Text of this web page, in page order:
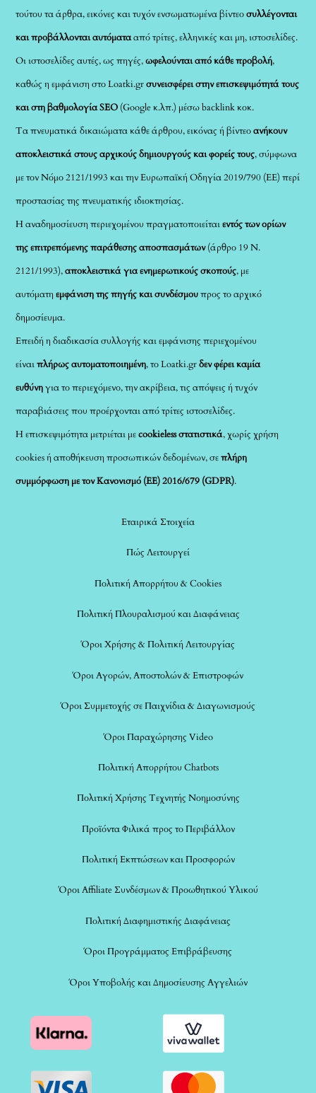
τούτου τα άρθρα, εικόνες και τυχόν ενσωματωμένα βίντεοσυλλέγονται
και προβάλλονται αυτόματααπό τρίτες, ελληνικές και μη, ιστοσελίδες.
Οι ιστοσελίδες αυτές, ως πηγές,ωφελούνται από κάθε προβολή,
καθώς η εμφάνιση στο Loatki.grσυνεισφέρει στην επισκεψιμότητά τους
και στη βαθμολογία SEO (Google κ.λπ.) μέσω backlink κοκ.
Τα πνευματικά δικαιώματα κάθε άρθρου, εικόνας ή βίντεοανήκουν
αποκλειστικά στους αρχικούς δημιουργούς και φορείς τους, σύμφωνα
με τον Νόμο 2121/1993 και την Ευρωπαϊκή Οδηγία 2019/790 (ΕΕ) περί
προστασίας της πνευματικής ιδιοκτησίας.
Η αναδημοσίευση περιεχομένου πραγματοποιείταιεντός των ορίων
της επιτρεπόμενης παράθεσης αποσπασμάτων(άρθρο 19 Ν.
2121/1993),αποκλειστικά για ενημερωτικούς σκοπούς, με
αυτόματηεμφάνιση της πηγής και συνδέσμουπρος το αρχικό
δημοσίευμα.
Επειδή η διαδικασία συλλογής και εμφάνισης περιεχομένου
είναιπλήρως αυτοματοποιημένη, το Loatki.grδεν φέρει καμία
ευθύνηγια το περιεχόμενο, την ακρίβεια, τις απόψεις ή τυχόν
παραβιάσεις που προέρχονται από τρίτες ιστοσελίδες.
Η επισκεψιμότητα μετριέται μεcookieless στατιστικά, χωρίς χρήση
cookies ή αποθήκευση προσωπικών δεδομένων, σεπλήρη
συμμόρφωση με τον Κανονισμό (ΕΕ) 2016/679 (GDPR).
Εταιρικά Στοιχεία
Πώς Λειτουργεί
Πολιτική Απορρήτου & Cookies
Πολιτική Πλουραλισμού και Διαφάνειας
Όροι Χρήσης & Πολιτική Λειτουργίας
Όροι Αγορών, Αποστολών & Επιστροφών
Όροι Συμμετοχής σε Παιχνίδια & Διαγωνισμούς
Όροι Παραχώρησης Video
Πολιτική Απορρήτου Chatbots
Πολιτική Χρήσης Τεχνητής Νοημοσύνης
Προϊόντα Φιλικά προς το Περιβάλλον
Πολιτική Εκπτώσεων και Προσφορών
Όροι Affiliate Συνδέσμων & Προωθητικού Υλικού
Πολιτική Διαφημιστικής Διαφάνειας
Όροι Προγράμματος Επιβράβευσης
Όροι Υποβολής και Δημοσίευσης Αγγελιών